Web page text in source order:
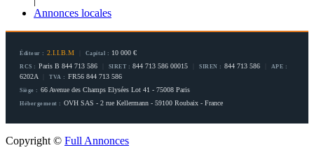
Annonces locales
Éditeur : 2.I.I.B.M Capital : 10 000 €
RCS : Paris B 844 713 586 SIRET : 844 713 586 00015 SIREN : 844 713 586 APE :
6202A TVA : FR56 844 713 586
Siège : 66 Avenue des Champs Elysées Lot 41 - 75008 Paris
Hébergement : OVH SAS - 2 rue Kellermann - 59100 Roubaix - France
Copyright © Full Annonces